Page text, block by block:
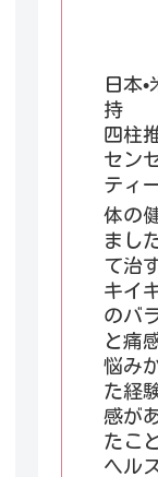
日本
持
四柱
セン
ティ
体の
まし
て治
キイ
のバ
と痛
悩み
た経
感が
たこ
ヘル